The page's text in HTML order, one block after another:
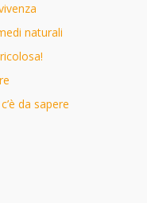
naturali
da sapere